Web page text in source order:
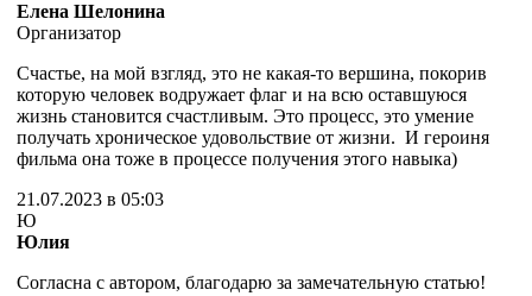
Елена Шелонина
Организатор
Счастье, на мой взгляд, это не какая-то вершина, покорив
которую человек водружает флаг и на всю оставшуюся
жизнь становится счастливым. Это процесс, это умение
получать хроническое удовольствие от жизни. И героиня
фильма она тоже в процессе получения этого навыка)
21.07.2023 в 05:03
Ю
Юлия
Согласна с автором, благодарю за замечательную статью!